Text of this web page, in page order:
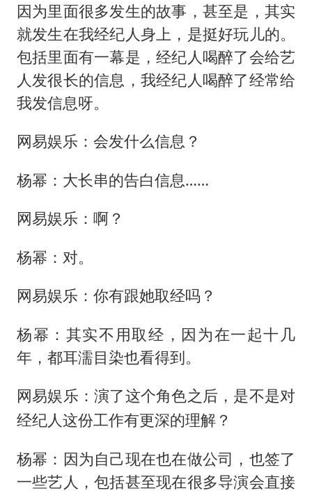
因为里面很多发生的故事，甚至是，其实
就发生在我经纪人身上，是挺好玩儿的。
包括里面有一幕是，经纪人喝醉了会给艺
人发很长的信息，我经纪人喝醉了经常给
我发信息呀。
网易娱乐：会发什么信息？
杨幂：大长串的告白信息……
网易娱乐：啊？
杨幂：对。
网易娱乐：你有跟她取经吗？
杨幂：其实不用取经，因为在一起十几
年，都耳濡目染也看得到。
网易娱乐：演了这个角色之后，是不是对
经纪人这份工作有更深的理解？
杨幂：因为自己现在也在做公司，也签了
一些艺人，包括甚至现在很多导演会直接